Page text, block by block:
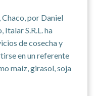
Chaco, por Daniel
Italar S.R.L. ha
de cosecha y
en un referente
maíz, girasol, soja